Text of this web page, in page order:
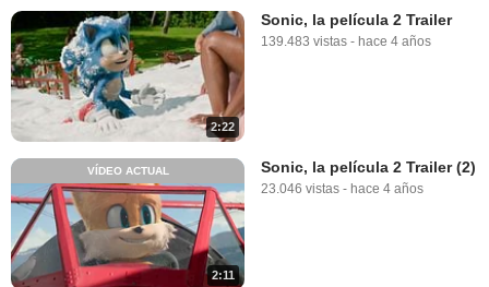
2:22
Sonic, la película 2 Trailer
139.483 vistas - hace 4 años
2:11
VÍDEO ACTUAL Sonic, la película 2 Trailer (2)
23.046 vistas - hace 4 años